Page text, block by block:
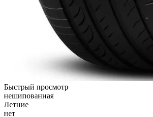
Быстрый просмотр
нешипованная
Летние
нет